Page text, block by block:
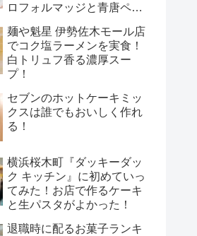
ロフォルマッジと青唐ペペ
麺や魁星 伊勢佐木モール店
でコク塩ラーメンを実食！
白トリュフ香る濃厚スー
プ！
セブンのホットケーキミッ
クスは誰でもおいしく作れ
る！
横浜桜木町『ダッキーダッ
ク キッチン』に初めていっ
てみた！お店で作るケーキ
と生パスタがよかった！
退職時に配るお菓子ランキ